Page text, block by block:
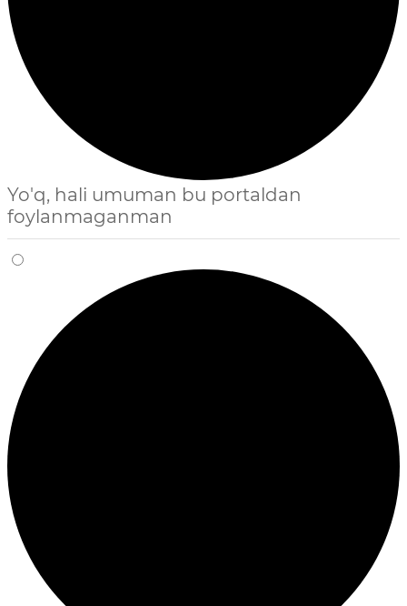
Yo'q, hali umuman bu portaldan
foylanmaganman